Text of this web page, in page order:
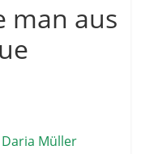
man aus
Daria Müller